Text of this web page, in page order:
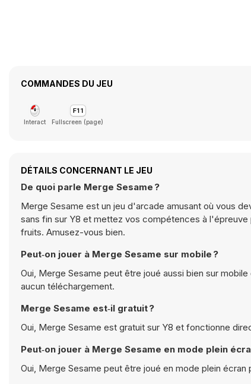
COMMANDES DU JEU
Interact Fullscreen (page)
DÉTAILS CONCERNANT LE JEU
De quoi parle Merge Sesame ?
Merge Sesame est un jeu d'arcade amusant où vous
sans fin sur Y8 et mettez vos compétences à
fruits. Amusez-vous bien.
Peut‑on jouer à Merge Sesame sur mobile ?
Oui, Merge Sesame peut être joué aussi bien sur
aucun téléchargement.
Merge Sesame est‑il gratuit ?
Oui, Merge Sesame est gratuit sur Y8 et fonctionne
Peut‑on jouer à Merge Sesame en mode plein
Oui, Merge Sesame peut être joué en mode plein